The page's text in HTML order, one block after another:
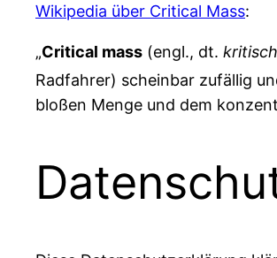
Wikipedia über Critical Mass:
„Critical mass (engl., dt.
Radfahrer) scheinbar zufällig
bloßen Menge und dem